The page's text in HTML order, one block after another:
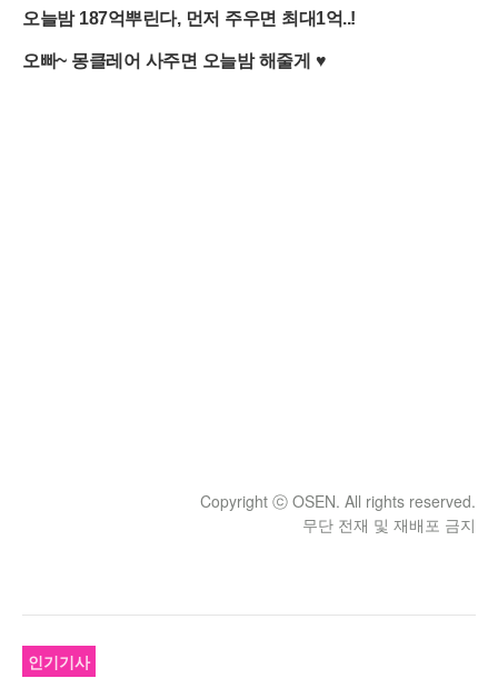
Copyright ⓒ OSEN. All rights reserved.
무단 전재 및 재배포 금지
인기기사